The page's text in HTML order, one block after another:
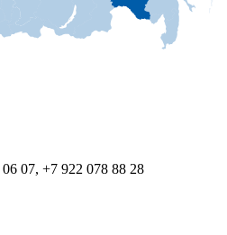
07, +7 922 078 88 28